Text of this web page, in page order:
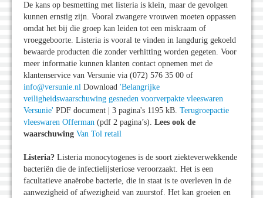
De kans op besmetting met listeria is klein, maar de gevolgen
kunnen ernstig zijn. Vooral zwangere vrouwen moeten oppassen
omdat het bij die groep kan leiden tot een miskraam of
vroeggeboorte. Listeria is vooral te vinden in langdurig gekoeld
bewaarde producten die zonder verhitting worden gegeten. Voor
meer informatie kunnen klanten contact opnemen met de
klantenservice van Versunie via (072) 576 35 00 of
info@versunie.nl Download 'Belangrijke
veiligheidswaarschuwing gesneden voorverpakte vleeswaren
Versunie' PDF document | 3 pagina's 1195 kB. Terugroepactie
vleeswaren Offerman (pdf 2 pagina’s). Lees ook de
waarschuwing Van Tol retail
Listeria? Listeria monocytogenes is de soort ziekteverwekkende
bacteriën die de infectielijsteriose veroorzaakt. Het is een
facultatieve anaërobe bacterie, die in staat is te overleven in de
aanwezigheid of afwezigheid van zuurstof. Het kan groeien en